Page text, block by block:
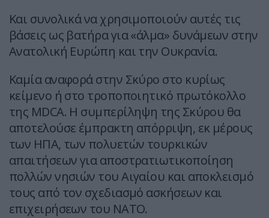
Και συνολικά να χρησιμοποιούν αυτές τις
βάσεις ως βατήρα για «άλμα» δυνάμεων στην
Ανατολική Ευρώπη και την Ουκρανία.
Καμία αναφορά στην Σκύρο στο κυρίως
κείμενο ή στο τροποποιητικό πρωτόκολλο
της MDCA. Η συμπερίληψη της Σκύρου θα
αποτελούσε έμπρακτη απόρριψη, εκ μέρους
των ΗΠΑ, των πολυετών τουρκικών
απαιτήσεων για αποστρατιωτικοποίηση
πολλών νησιών του Αιγαίου και αποκλεισμό
τους από τον σχεδιασμό ασκήσεων και
επιχειρήσεων του ΝΑΤΟ.